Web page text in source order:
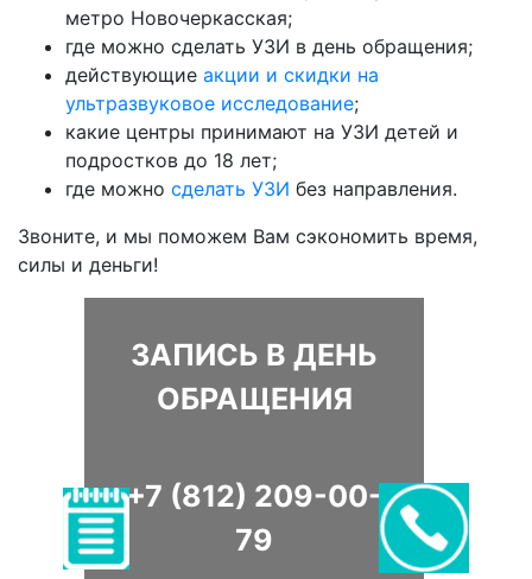
метро Новочеркасская;
где можно сделать УЗИ в день обращения;
действующие акции и скидки на
ультразвуковое исследование;
какие центры принимают на УЗИ детей и
подростков до 18 лет;
где можно сделать УЗИ без направления.
Звоните, и мы поможем Вам сэкономить время,
силы и деньги!
ЗАПИСЬ В ДЕНЬ
ОБРАЩЕНИЯ
+7 (812) 209-00-
79